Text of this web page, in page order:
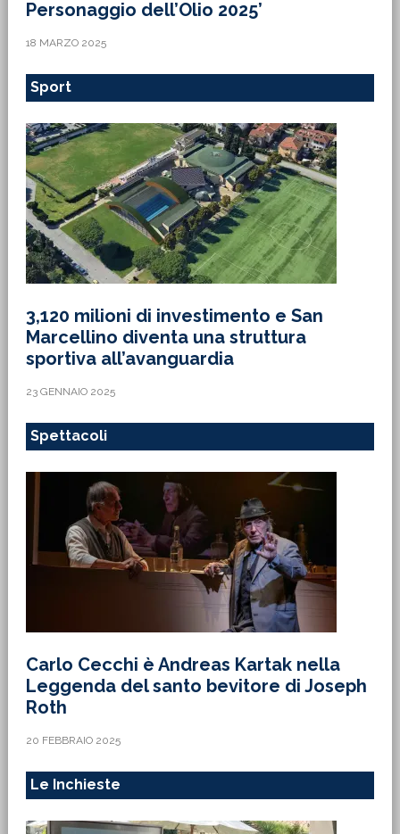
Personaggio dell’Olio 2025’
18 MARZO 2025
Sport
3,120 milioni di investimento e San
Marcellino diventa una struttura
sportiva all’avanguardia
23 GENNAIO 2025
Spettacoli
Carlo Cecchi è Andreas Kartak nella
Leggenda del santo bevitore di Joseph
Roth
20 FEBBRAIO 2025
Le Inchieste